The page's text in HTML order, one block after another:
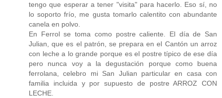
tengo que esperar a tener "visita" para hacerlo. Eso sí, no
lo soporto frío, me gusta tomarlo calentito con abundante
canela en polvo.
En Ferrol se toma como postre caliente. El día de San
Julian, que es el patrón, se prepara en el Cantón un arroz
con leche a lo grande porque es el postre típico de ese día
pero nunca voy a la degustación porque como buena
ferrolana, celebro mi San Julian particular en casa con
familia incluida y por supuesto de postre ARROZ CON
LECHE.